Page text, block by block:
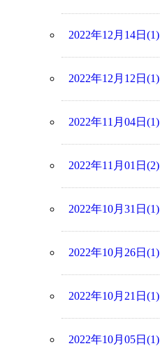
2022年12月14日(1)
2022年12月12日(1)
2022年11月04日(1)
2022年11月01日(2)
2022年10月31日(1)
2022年10月26日(1)
2022年10月21日(1)
2022年10月05日(1)